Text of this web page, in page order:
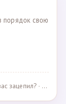
порядок свою
· 07.05.2025